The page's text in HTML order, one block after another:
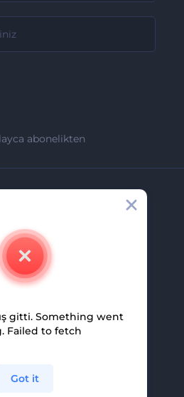
abonelikten
Programı
gitti. Something went
Failed to fetch
Got it